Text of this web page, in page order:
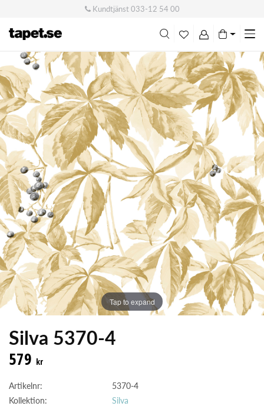
Kundtjänst033-12 54 00
Tap to expand
Silva 5370-4
579 kr
Artikelnr:
5370-4
Kollektion:
Silva